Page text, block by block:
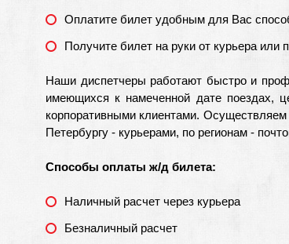
Оплатите билет удобным для Вас
Получите билет на руки от курьера или
Наши диспетчеры работают быстро и
имеющихся к намеченной дате поездах,
корпоративными клиентами.
Петербургу - курьерами, по регионам -
Способы оплаты ж/д билета:
Наличный расчет через курьера
Безналичный расчет